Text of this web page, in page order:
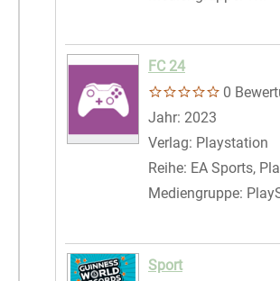
FC 24
0
Suche nach diesem
Jahr: 2023
Verlag: Playstation
Reihe: EA Sports,
Mediengruppe:
Sport